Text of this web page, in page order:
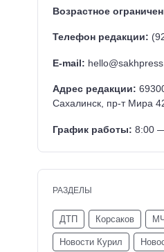
Возрастное
Телефон редакции:
E-mail:
Адрес редакции:
Сахалинск, пр-т Мира
График работы: 8:00
РАЗДЕЛЫ
ДТП Корсаков
Новости Курил